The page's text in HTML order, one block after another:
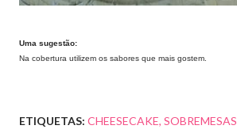
Uma sugestão:
Na cobertura utilizem os sabores que mais gostem.
ETIQUETAS: CHEESECAKE SOBREMESAS